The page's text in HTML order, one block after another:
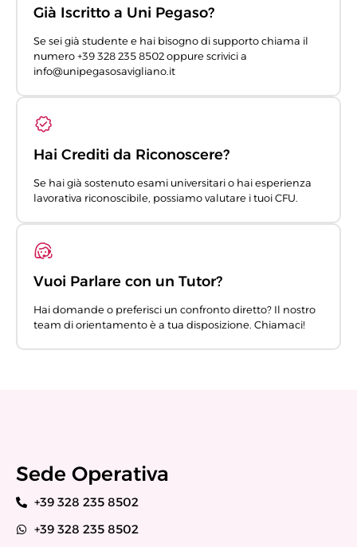
Già Iscritto a Uni Pegaso?
Se sei già studente e hai bisogno di supporto chiama il
numero +39 328 235 8502 oppure scrivici a
info@unipegasosavigliano.it
Hai Crediti da Riconoscere?
Se hai già sostenuto esami universitari o hai esperienza
lavorativa riconoscibile, possiamo valutare i tuoi CFU.
Vuoi Parlare con un Tutor?
Hai domande o preferisci un confronto diretto? Il nostro
team di orientamento è a tua disposizione. Chiamaci!
Sede Operativa
+39 328 235 8502
+39 328 235 8502